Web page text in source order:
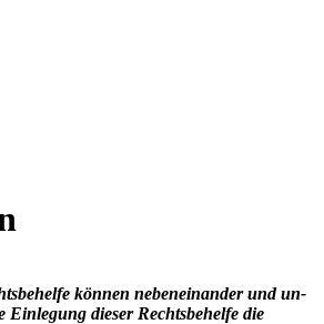
kön­nen ne­ben­ein­an­der und un­
die­ser Rechts­be­hel­fe die